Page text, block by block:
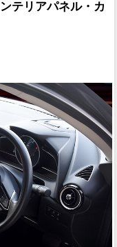
テリアパネル・カ